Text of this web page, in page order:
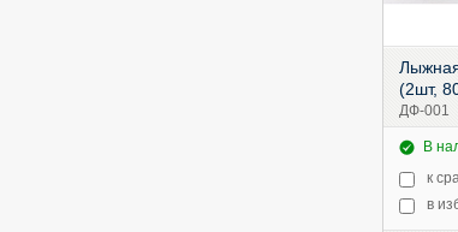
(2шт,
ДФ-001
В
к
в